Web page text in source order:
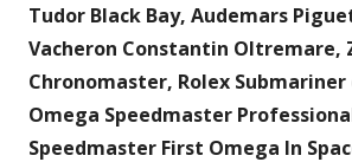
Tudor Black Bay, Audemars
Vacheron Constantin Oltremare,
Chronomaster, Rolex Submariner
Omega Speedmaster
Speedmaster First Omega In